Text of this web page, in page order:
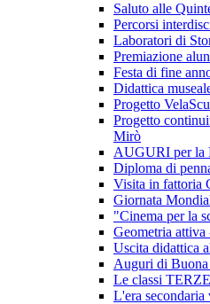
Saluto alle
Percorsi
Laboratori di
Premiazione
Festa di fine
Didattica
Progetto
Progetto
Mirò
AUGURI per la
Diploma di
Visita in fattoria
Giornata
"Cinema per la
Geometria attiva
Uscita didattica
Auguri di
Le classi
L'era secondaria